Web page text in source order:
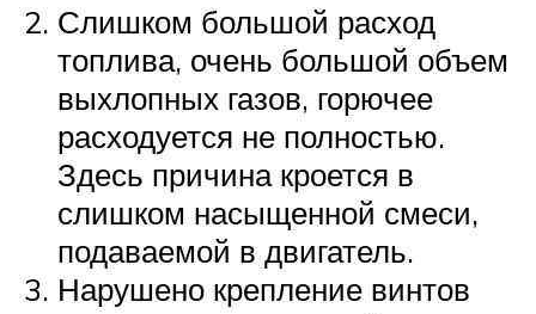
Слишком большой расход
топлива, очень большой объем
выхлопных газов, горючее
расходуется не полностью.
Здесь причина кроется в
слишком насыщенной смеси,
подаваемой в двигатель.
Нарушено крепление винтов